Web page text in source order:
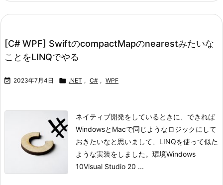
[C# WPF] SwiftのcompactMapのnearestみたいな
ことをLINQでやる
 2023年7月4日  .NET , C# , WPF
ネイティブ開発をしているときに、できれば
WindowsとMacで同じようなロジックにして
おきたいなと思いまして、LINQを使って似た
ような実装をしました。 環境Windows
10Visual Studio 20 ...